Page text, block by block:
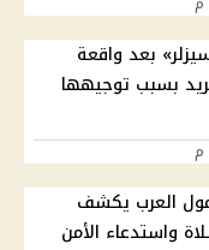
بعد واقعة
بسبب توجيهها
العرب يكشف
واستدعاء الأمن